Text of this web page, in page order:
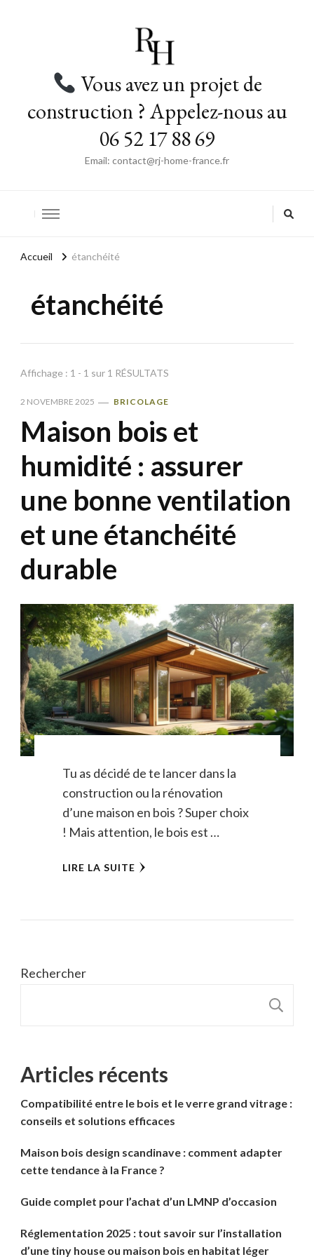
Vous avez un projet de
construction ? Appelez-nous au
06 52 17 88 69
Email: contact@rj-home-france.fr
Accueil étanchéité
étanchéité
Affichage : 1 - 1 sur 1 RÉSULTATS
2 NOVEMBRE 2025 BRICOLAGE
Maison bois et
humidité : assurer
une bonne ventilation
et une étanchéité
durable
Tu as décidé de te lancer dans la
construction ou la rénovation
d’une maison en bois ? Super choix
! Mais attention, le bois est …
LIRE LA SUITE
Rechercher
Articles récents
Compatibilité entre le bois et le verre grand vitrage :
conseils et solutions efficaces
Maison bois design scandinave : comment adapter
cette tendance à la France ?
Guide complet pour l’achat d’un LMNP d’occasion
Réglementation 2025 : tout savoir sur l’installation
d’une tiny house ou maison bois en habitat léger